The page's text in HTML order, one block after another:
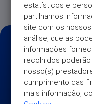
estatísticos e
partilhamos
site com os
análise, que as
informações
recolhidos
nosso(s)
cumprimento das
mais informação,